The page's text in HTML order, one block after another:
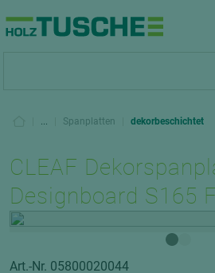
... Spanplatten dekorbeschichtet
CLEAF
Designboard S165
Art.-Nr. 05800020044